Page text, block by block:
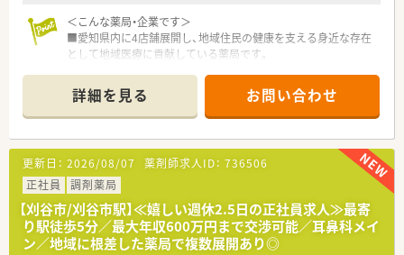
＜こんな薬局・企業です＞
■愛知県内に4店舗展開し、地域住民の健康を支える身近な存在
として地域医療に貢献している薬局です。
車通勤もご相談OKです。
■耳鼻科の処方箋を中心に1日約80枚応需しており、専門性を高
められる環境です。
■定期的に勉強会を行うなど研修制度があり、調剤未経験の方も
知識を深めていただけます。
■今回は週20時間以上ご勤務いただけるパート薬剤師さまを募
集しております！週3～5日の範囲で曜日やお時間帯はご相談可
能でございます◎
詳細を見る お問い合わせ
更新日： 2026/08/07 薬剤師求人ID： 736506
正社員
調剤薬局
【刈谷市/刈谷市駅】≪嬉しい週休2.5日の正社員求人≫最寄
り駅徒歩5分／最大年収600万円まで交渉可能／耳鼻科メイ
ン／地域に根差した薬局で複数展開あり◎